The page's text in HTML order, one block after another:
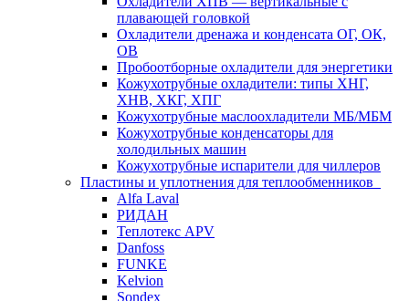
плавающей головкой
Охладители дренажа и конденсата ОГ, ОК,
ОВ
Пробоотборные охладители для энергетики
Кожухотрубные охладители: типы ХНГ,
ХНВ, ХКГ, ХПГ
Кожухотрубные маслоохладители МБ/МБМ
Кожухотрубные конденсаторы для
холодильных машин
Кожухотрубные испарители для чиллеров
Пластины и уплотнения для теплообменников
Alfa Laval
РИДАН
Теплотекс APV
Danfoss
FUNKE
Kelvion
Sondex